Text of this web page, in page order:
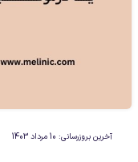
آخرین بروزرسانی: 10 مرداد 1403